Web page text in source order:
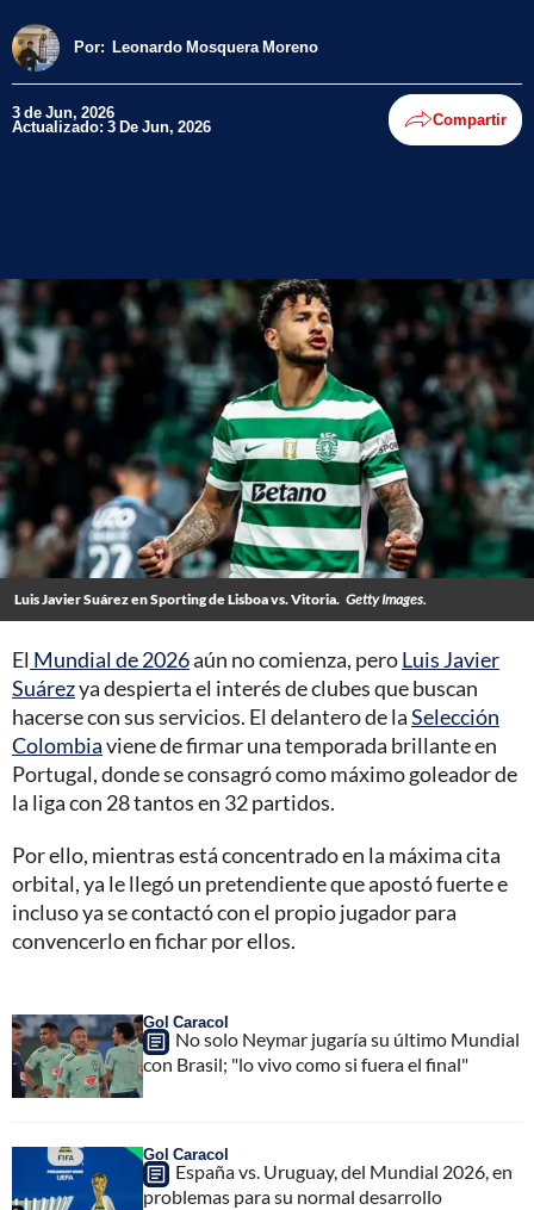
Por: Leonardo Mosquera Moreno
3 de Jun, 2026
Actualizado: 3 De Jun, 2026 Compartir
Luis Javier Suárez en Sporting de Lisboa vs. Vitoria. Getty Images.
El Mundial de 2026aún no comienza, peroLuis Javier
Suárezya despierta el interés de clubes que buscan
hacerse con sus servicios. El delantero de laSelección
Colombiaviene de firmar una temporada brillante en
Portugal, donde se consagró como máximo goleador de
la liga con 28 tantos en 32 partidos.
Por ello, mientras está concentrado en la máxima cita
orbital, ya le llegó un pretendiente que apostó fuerte e
incluso ya se contactó con el propio jugador para
convencerlo en fichar por ellos.
Gol Caracol
No solo Neymar jugaría su último Mundial
con Brasil; "lo vivo como si fuera el final"
Gol Caracol
España vs. Uruguay, del Mundial 2026, en
problemas para su normal desarrollo